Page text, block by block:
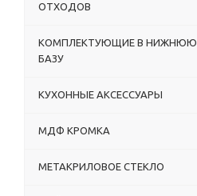
ОТХОДОВ
КОМПЛЕКТУЮЩИЕ В НИЖНЮЮ
БАЗУ
КУХОННЫЕ АКСЕССУАРЫ
МДФ КРОМКА
МЕТАКРИЛОВОЕ СТЕКЛО